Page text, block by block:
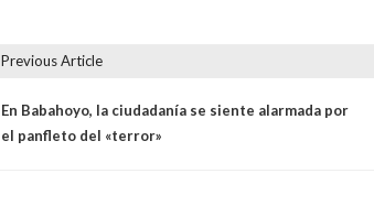
Previous Article
En Babahoyo, la ciudadanía se siente alarmada por
el panfleto del «terror»